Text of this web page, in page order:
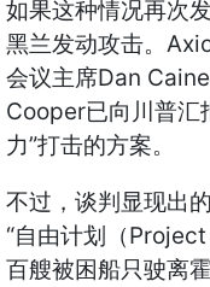
如果这种情况再次
黑兰发动攻击。
会议主席Dan Caine
Cooper已向川普汇
力”打击的方案。
不过，谈判显现出
“自由计划（
百艘被困船只驶离